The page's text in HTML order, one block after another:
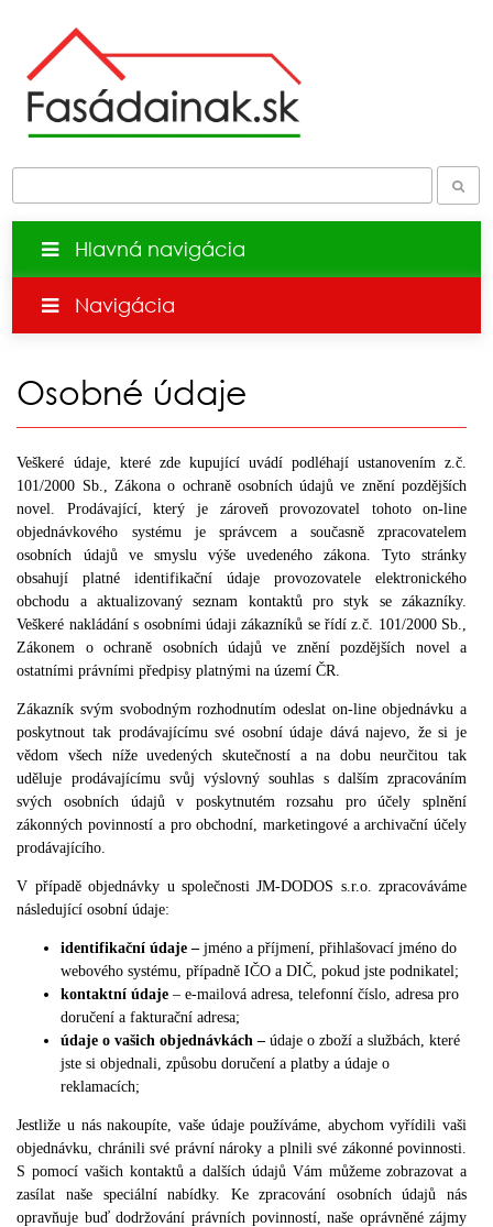
Hlavná navigácia
Navigácia
Osobné údaje
Veškeré údaje, které zde kupující uvádí podléhají ustanovením z.č.
101/2000 Sb., Zákona o ochraně osobních údajů ve znění pozdějších
novel. Prodávající, který je zároveň provozovatel tohoto on-line
objednávkového systému je správcem a současně zpracovatelem
osobních údajů ve smyslu výše uvedeného zákona. Tyto stránky
obsahují platné identifikační údaje provozovatele elektronického
obchodu a aktualizovaný seznam kontaktů pro styk se zákazníky.
Veškeré nakládání s osobními údaji zákazníků se řídí z.č. 101/2000 Sb.,
Zákonem o ochraně osobních údajů ve znění pozdějších novel a
ostatními právními předpisy platnými na území ČR.
Zákazník svým svobodným rozhodnutím odeslat on-line objednávku a
poskytnout tak prodávajícímu své osobní údaje dává najevo, že si je
vědom všech níže uvedených skutečností a na dobu neurčitou tak
uděluje prodávajícímu svůj výslovný souhlas s dalším zpracováním
svých osobních údajů v poskytnutém rozsahu pro účely splnění
zákonných povinností a pro obchodní, marketingové a archivační účely
prodávajícího.
V případě objednávky u společnosti JM-DODOS s.r.o. zpracováváme
následující osobní údaje:
identifikační údaje – jméno a příjmení, přihlašovací jméno do
webového systému, případně IČO a DIČ, pokud jste podnikatel;
kontaktní údaje – e-mailová adresa, telefonní číslo, adresa pro
doručení a fakturační adresa;
údaje o vašich objednávkách –údaje o zboží a službách, které
jste si objednali, způsobu doručení a platby a údaje o
reklamacích;
Jestliže u nás nakoupíte, vaše údaje používáme, abychom vyřídili vaši
objednávku, chránili své právní nároky a plnili své zákonné povinnosti.
S pomocí vašich kontaktů a dalších údajů Vám můžeme zobrazovat a
zasílat naše speciální nabídky. Ke zpracování osobních údajů nás
opravňuje buď dodržování právních povinností, naše oprávněné zájmy